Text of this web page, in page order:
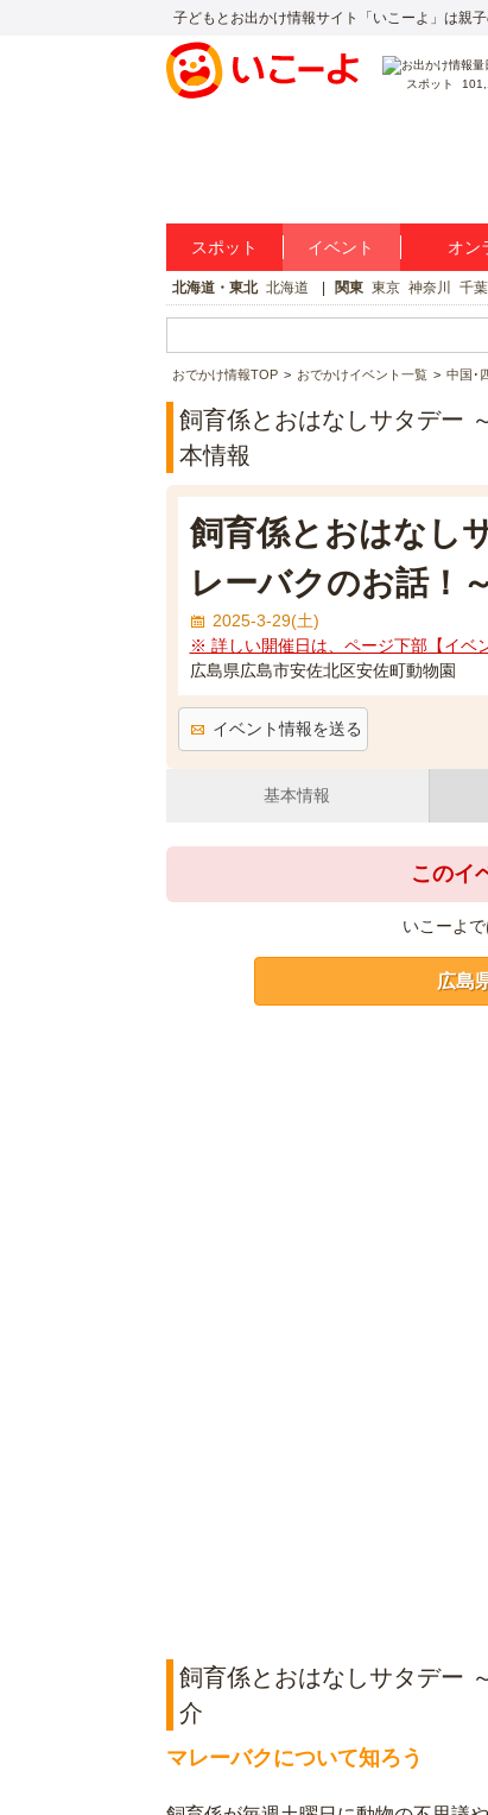
子どもとお出かけ情報サイト「いこーよ」は親
スポット
スポット イベント オン
北海道・東北 北海道 関東 東京 神奈川 千葉
おでかけ情報TOP おでかけイベント一覧 中国･
飼育係とおはなしサタデー
本情報
飼育係とおはなし
レーバクのお話！
2025-3-29(土)
※ 詳しい開催日は、ページ下部【イベ
広島県広島市安佐北区安佐町動物園
イベント情報を送る
基本情報
このイ
いこーよ
広島
飼育係とおはなしサタデー
介
マレーバクについて知ろう